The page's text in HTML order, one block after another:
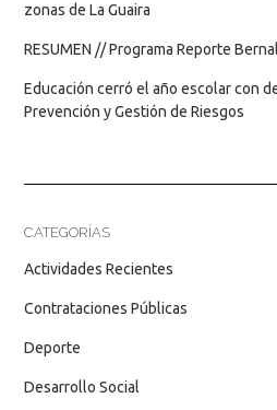
zonas de La Guaira
RESUMEN // Programa Reporte
Educación cerró el año escolar con
Prevención y Gestión de Riesgos
CATEGORÍAS
Actividades Recientes
Contrataciones Públicas
Deporte
Desarrollo Social